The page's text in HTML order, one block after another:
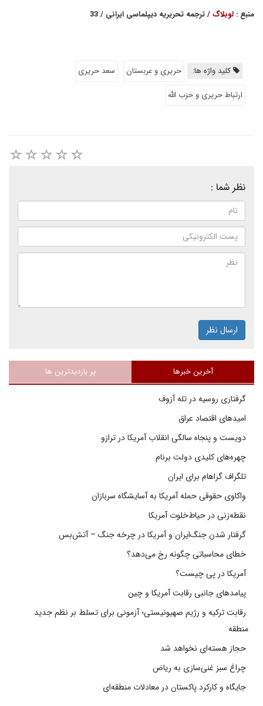
منبع : لوبلاگ/ ترجمه تحریریه دیپلماسی ایرانی / 33
کلید واژه ها: حریری و عربستان
سعد حریری
ارتباط حریری و حزب الله
نظر شما :
ارسال نظر
آخرین خبرها پر بازدیدترین ها
گرفتاری روسیه در تله آزوف
امیدهای اقتصاد عراق
دویست و پنجاه سالگی انقلاب آمریکا در ترازو
چهره‌های کلیدی دولت برنام
تلگراف گراهام برای ایران
واکاوی حقوقی حمله آمریکا به آسایشگاه سربازان
نقطه‌زنی در حیاط‌خلوت آمریکا
گرفتار شدن جنگ‌ایران و آمریکا در چرخه جنگ – آتش‌بس
خطای محاسباتی چگونه رخ می‌دهد؟
آمریکا در پی چیست؟
پیامدهای جانبی رقابت آمریکا و چین
رقابت ترکیه و رژیم صهیونیستی؛ آزمونی برای تسلط بر نظم جدید
منطقه
حجاز هسته‌ای نخواهد شد
چراغ سبز غنی‌سازی به ریاض
جایگاه و کارکرد پاکستان در معادلات منطقه‌ای